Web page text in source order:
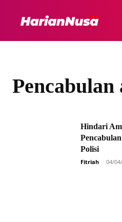
Hindari
Polisi
Fitriah - 04/